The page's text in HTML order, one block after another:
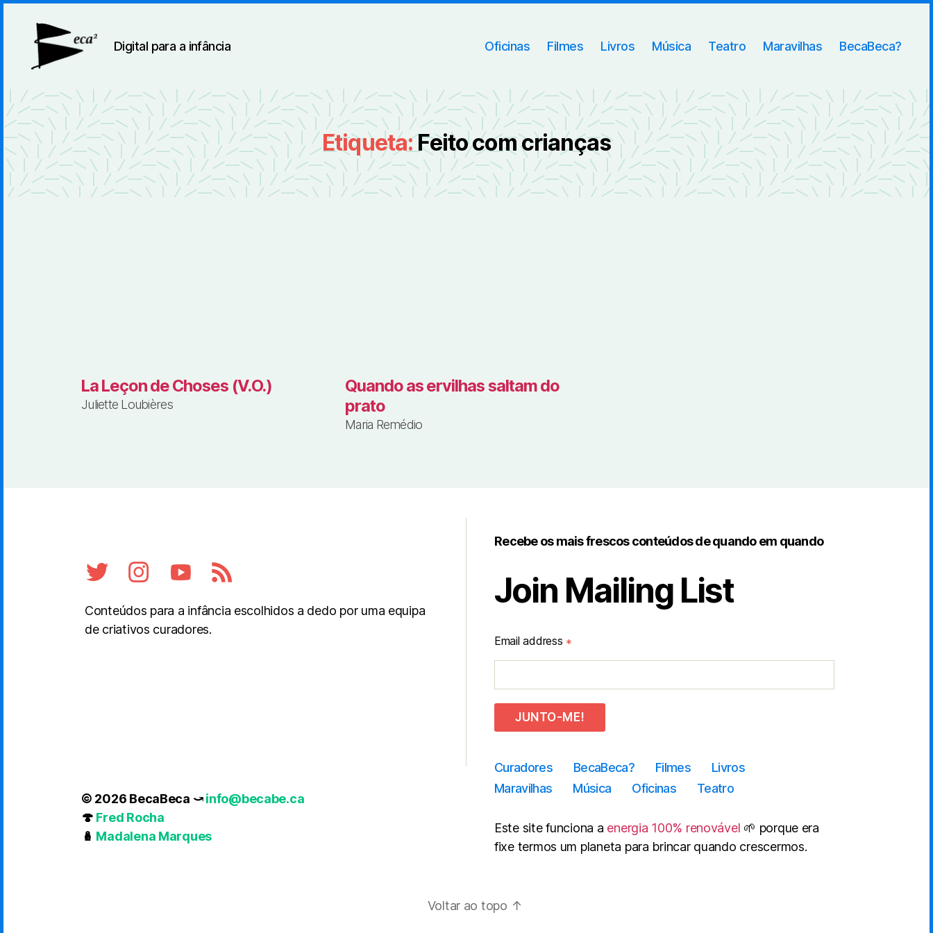
Digital para a infância Oficinas Filmes Livros Música Teatro Maravilhas BecaBeca?
Etiqueta:Feito com crianças
La Leçon de Choses (V.O.)
Juliette Loubières
Quando as ervilhas saltam do
prato
Maria Remédio
Conteúdos para a infância escolhidos a dedo por uma equipa
de criativos curadores.
Recebe os mais frescos conteúdos de quando em quando
Join Mailing List
Email address *
JUNTO-ME!
© 2026 BecaBeca ⤻info@becabe.ca
🍄 Fred Rocha
🪆 Madalena Marques
Curadores BecaBeca? Filmes
Livros
Maravilhas
Música Oficinas Teatro
Este site funciona a energia 100% renovável 🌱 porque era
fixe termos um planeta para brincar quando crescermos.
Voltar ao topo ↑